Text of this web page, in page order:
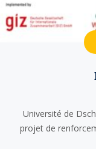
Université de
projet de